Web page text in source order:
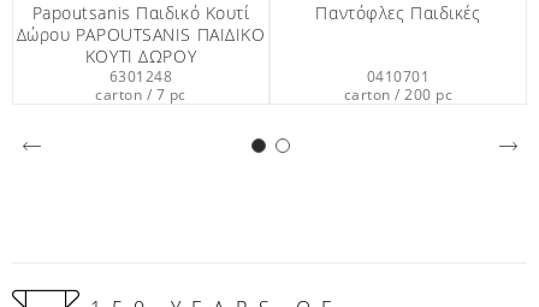
Κουτί
ΠΑΙΔΙΚΟ
Παντόφλες Παιδικές
Papoutsanis